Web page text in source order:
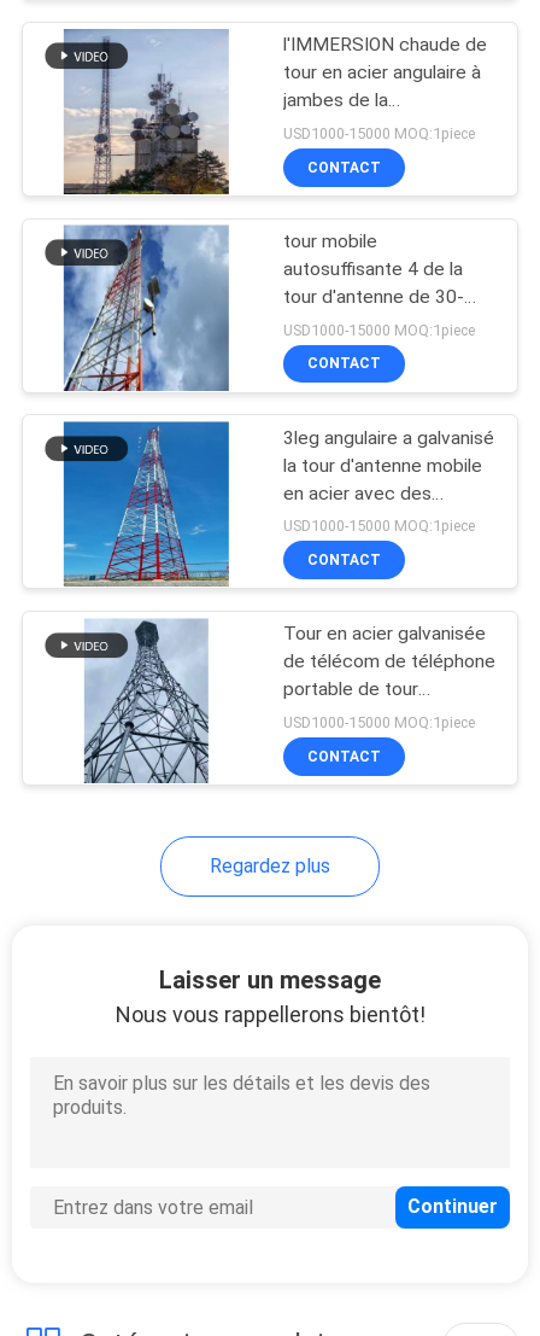
Tour 4 à jambes
43
Tour de cellules de
camouflage
Tour mobile de
cellules
Tours rapides de
Tower
l'IMMERSION chaude de
tour en acier angulaire à
jambes de la
télécommunication 4 de
80m a galvanisé
USD1000-15000 MOQ:1piece
CONTACT
tour mobile
autosuffisante 4 de la
tour d'antenne de 30-
100m 4G 5g à jambes
USD1000-15000 MOQ:1piece
CONTACT
3leg angulaire a galvanisé
la tour d'antenne mobile
en acier avec des
parenthèses de MW
USD1000-15000 MOQ:1piece
CONTACT
Tour en acier galvanisée
de télécom de téléphone
portable de tour
d'Internet de
l'IMMERSION chaude
Q345 5g
USD1000-15000 MOQ:1piece
CONTACT
Regardez plus
Laisser un message
Nous vous rappellerons bientôt!